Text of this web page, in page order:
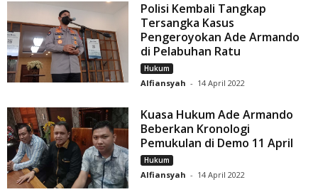
Polisi Kembali Tangkap
Tersangka Kasus
Pengeroyokan Ade Armando
di Pelabuhan Ratu
Hukum
Alfiansyah - 14 April 2022
Kuasa Hukum Ade Armando
Beberkan Kronologi
Pemukulan di Demo 11 April
Hukum
Alfiansyah - 14 April 2022